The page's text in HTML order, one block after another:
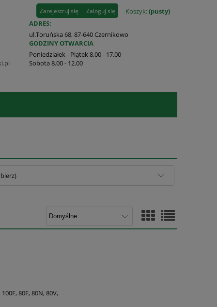
Koszyk:(pusty)
Zarejestruj się Zaloguj się
ADRES:
ul.Toruńska 68, 87-640 Czernikowo
GODZINY OTWARCIA
Poniedziałek - Piątek 8.00 - 17.00
Sobota 8.00 - 12.00
100F, 80F, 80N, 80V,